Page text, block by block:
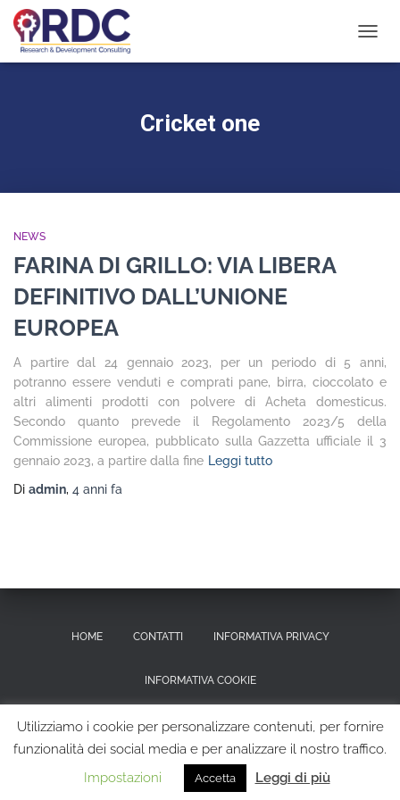
Cricket one
NEWS
FARINA DI GRILLO: VIA LIBERA
DEFINITIVO DALL’UNIONE
EUROPEA
A partire dal 24 gennaio 2023, per un periodo di 5 anni,
potranno essere venduti e comprati pane, birra, cioccolato e
altri alimenti prodotti con polvere di Acheta domesticus.
Secondo quanto prevede il Regolamento 2023/5 della
Commissione europea, pubblicato sulla Gazzetta ufficiale il 3
gennaio 2023, a partire dalla fine Leggi tutto
Di admin, 4 anni fa
HOME CONTATTI INFORMATIVA PRIVACY
INFORMATIVA COOKIE
RICHIESTA CANCELLAZIONE DEI DATI PERSONALI
Hestia | Sviluppato daThemeIsle
Utilizziamo i cookie per personalizzare contenuti, per fornire
funzionalità dei social media e per analizzare il nostro traffico.
Impostazioni
Accetta Leggi di più